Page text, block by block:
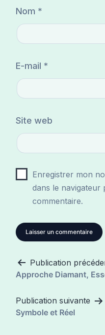
Nom *
E-mail *
Site web
Enregistrer mon
dans le
commentaire.
Navigation
l’article
Publication
Approche Diamant,
Publication suivante
Symbole et Réel